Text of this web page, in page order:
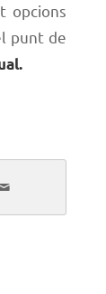
opcions
punt de